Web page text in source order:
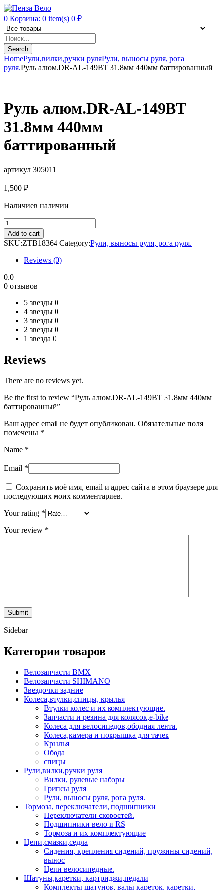
0 Корзина: 0 item(s) 0 ₽
Products
search
Search
HomeРули,вилки,ручки руляРули, выносы руля, рога
руля.Руль алюм.DR-AL-149BT 31.8мм 440мм баттированный
Руль алюм.DR-AL-149BT
31.8мм 440мм
баттированный
артикул 305011
1,500 ₽
Наличиев наличии
Руль
алюм.DR-
AL-
149BT
31.8мм
440мм
баттированный
quantity
Add to cart
SKU:ZTB18364 Category:Рули, выносы руля, рога руля.
Reviews (0)
0.0
0 отзывов
5 звезды 0
4 звезды 0
3 звезды 0
2 звезды 0
1 звезда 0
Reviews
There are no reviews yet.
Be the first to review “Руль алюм.DR-AL-149BT 31.8мм 440мм
баттированный”
Ваш адрес email не будет опубликован. Обязательные поля
помечены *
Name *
Email *
Сохранить моё имя, email и адрес сайта в этом браузере для
последующих моих комментариев.
Your rating *
Your review *
Sidebar
Категории товаров
Велозапчасти BMX
Велозапчасти SHIMANO
Звездочки задние
Колеса,втулки,спицы, крылья
Втулки колес и их комплектующие.
Запчасти и резина для колясок,e-bike
Колеса для велосипедов,ободная лента.
Колеса,камера и покрышка для тачек
Крылья
Обода
спицы
Рули,вилки,ручки руля
Вилки, рулевые наборы
Грипсы руля
Рули, выносы руля, рога руля.
Тормоза, переключатели, подшипники
Переключатели скоростей.
Подшипники вело и RS
Тормоза и их комплектующие
Цепи,смазки,седла
Сидения, крепления сидений, пружины сидений,
вынос
Цепи велосипедные.
Шатуны,каретки, картриджи,педали
Комплекты шатунов, валы кареток, каретки,